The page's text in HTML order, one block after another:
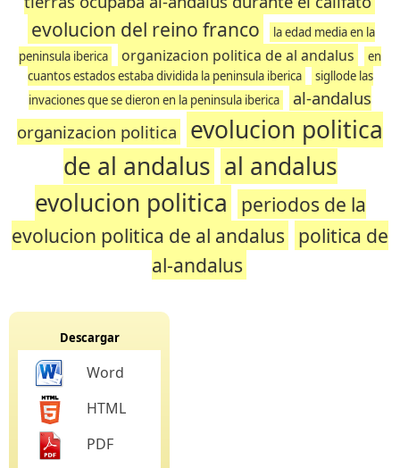
evolucion del reino franco
la edad media en la
peninsula iberica
organizacion politica de al andalus
en
cuantos estados estaba dividida la peninsula iberica
sigllode las
invaciones que se dieron en la peninsula iberica
al-andalus
organizacion politica
evolucion politica
de al andalus al andalus
evolucion politica
periodos de la
evolucion politica de al andalus politica de
al-andalus
Descargar
Word
HTML
PDF